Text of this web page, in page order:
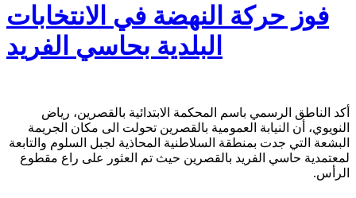
فوز حركة النهضة في الانتخابات
البلدية بحاسي الفريد
أكد الناطق الرسمي باسم المحكمة الابتدائية بالقصرين، رياض
النويوي، أن النيابة العمومية بالقصرين تحولت الى مكان الجريمة
البشعة التي جدت بمنطقة السلاطنية المحاذية لجبل السلوم والتابعة
لمعتمدية حاسي الفريد بالقصرين حيث تم العثور على راع مقطوع
الرأس.